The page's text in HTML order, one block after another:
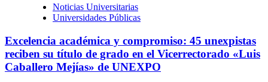
Noticias Universitarias
Universidades Públicas
Excelencia académica y compromiso: 45 unexpistas
reciben su título de grado en el Vicerrectorado «Luis
Caballero Mejías» de UNEXPO